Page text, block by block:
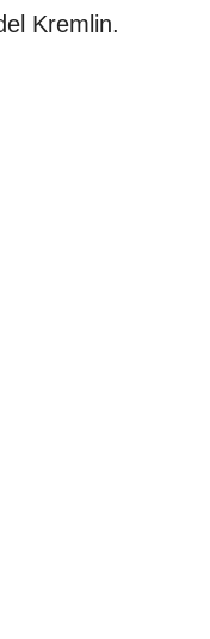
Kremlin.